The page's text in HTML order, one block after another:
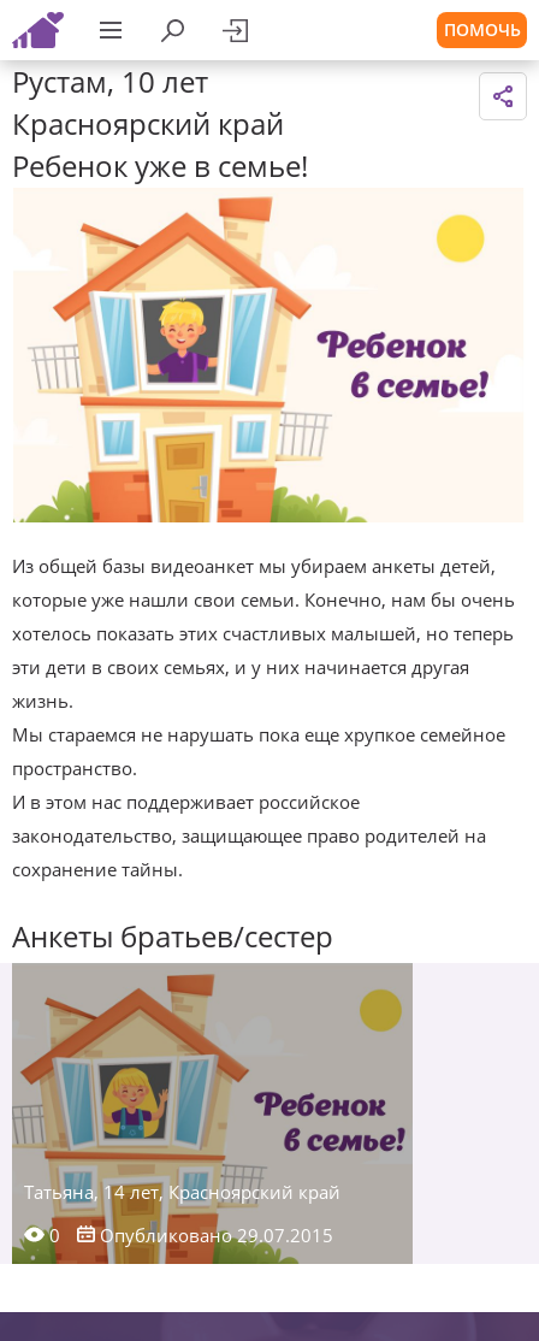
ПОМОЧЬ
Рустам, 10 лет
Красноярский край
Ребенок уже в семье!
Из общей базы видеоанкет мы убираем анкеты детей,
которые уже нашли свои семьи. Конечно, нам бы очень
хотелось показать этих счастливых малышей, но теперь
эти дети в своих семьях, и у них начинается другая
жизнь.
Мы стараемся не нарушать пока еще хрупкое семейное
пространство.
И в этом нас поддерживает российское
законодательство, защищающее право родителей на
сохранение тайны.
Анкеты братьев/сестер
Татьяна, 14 лет, Красноярский край
0
Опубликовано 29.07.2015